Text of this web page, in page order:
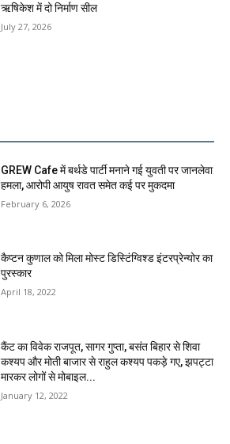
ऋषिकेश में दो निर्माण सील
July 27, 2026
GREW Cafe में बर्थडे पार्टी मनाने गई युवती पर जानलेवा
हमला, आरोपी आयुष रावत समेत कई पर मुकदमा
February 6, 2026
कैप्टन कुणाल को मिला मोस्ट डिस्टिंग्विश्ड इंटरप्रेन्योर का
पुरस्कार
April 18, 2022
कैंट का विवेक राजपूत, सागर गुप्ता, बसंत बिहार से शिवा
कश्यप और मोती बाजार से राहुल कश्यप पकड़े गए, झपट्टा
मारकर लोगों से मोबाइल...
January 12, 2022